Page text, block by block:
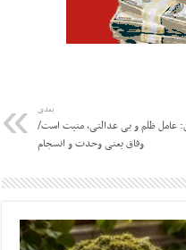
بعدی
عامل ظلم و بی عدالتی، منیت است/
وفاق یعنی وحدت و انسجام